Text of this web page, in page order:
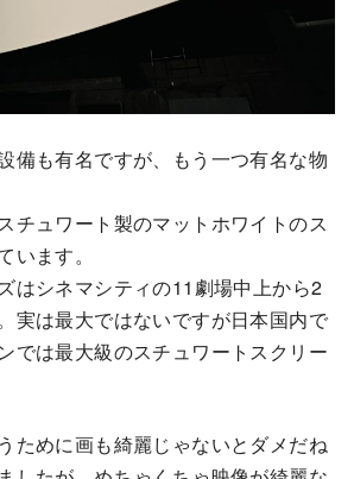
備も有名ですが、もう一つ有名な物
チュワート製のマットホワイトのス
います。
はシネマシティの11劇場中上から2
実は最大ではないですが日本国内で
では最大級のスチュワートスクリー
ために画も綺麗じゃないとダメだね